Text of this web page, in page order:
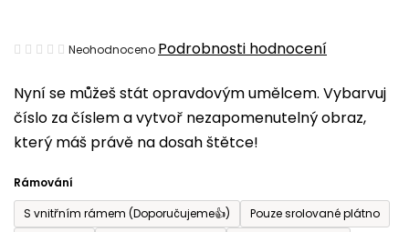
Nyní se můžeš stát opravdovým umělcem. Vybarvuj
číslo za číslem a vytvoř nezapomenutelný obraz,
který máš právě na dosah štětce!
Rámování
S vnitřním rámem (Doporučujeme👍)
Pouze srolované plátno
Průměrné
produktu
je
0,0
5
hvězdiček.
Neohodnoceno Podrobnosti hodnocení